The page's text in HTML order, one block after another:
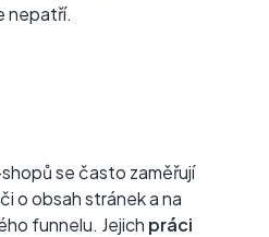
nepatří.
se často zaměřují
o obsah stránek a na
funnelu. Jejich práci